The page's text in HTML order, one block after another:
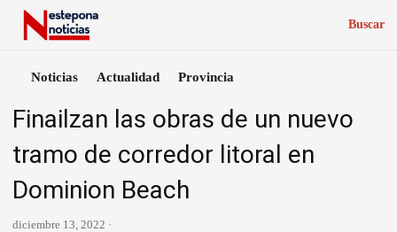
Buscar
Noticias Actualidad Provincia
Finailzan las obras de un nuevo
tramo de corredor litoral en
Dominion Beach
diciembre 13, 2022 ·